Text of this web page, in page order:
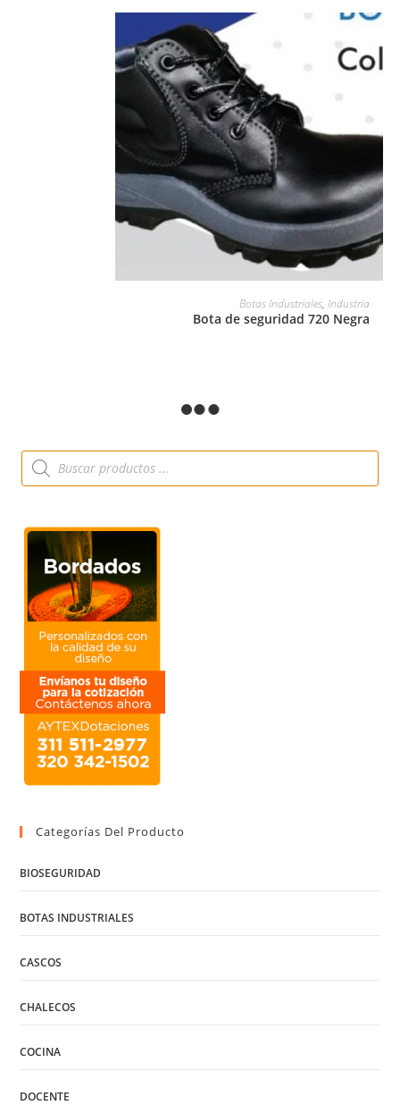
Botas Industriales,Industria
Bota de seguridad 720 Negra
Categorías Del Producto
BIOSEGURIDAD
BOTAS INDUSTRIALES
CASCOS
CHALECOS
COCINA
DOCENTE